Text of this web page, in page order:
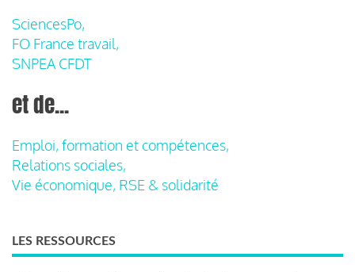
SciencesPo,
FO France travail,
SNPEA CFDT
et de...
Emploi, formation et compétences,
Relations sociales,
Vie économique, RSE & solidarité
LES RESSOURCES